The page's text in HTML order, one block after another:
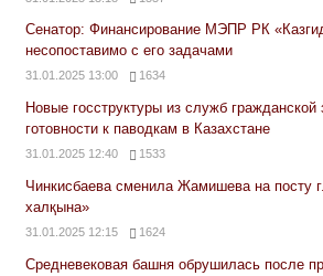
Сенатор: Финансирование МЭПР РК
несопоставимо с его задачами
31.01.2025 13:00 1634
Новые госструктуры из служб
готовности к паводкам в Казахстане
31.01.2025 12:40 1533
Чинкисбаева сменила Жамишева на посту
халқына»
31.01.2025 12:15 1624
Средневековая башня обрушилась после